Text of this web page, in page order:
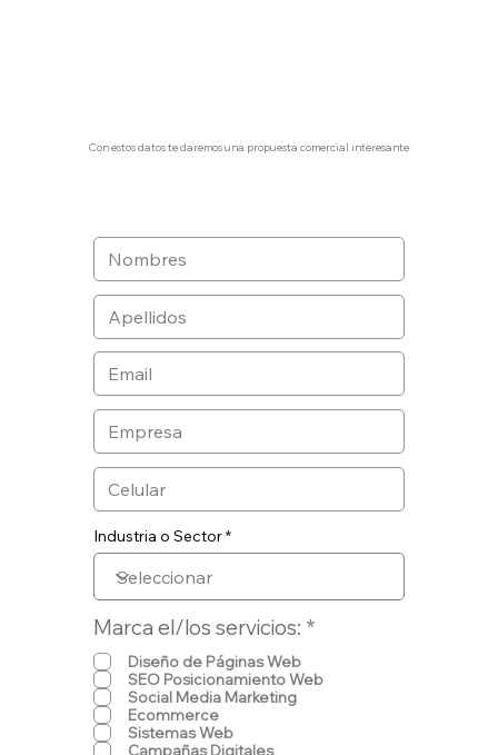
Marca el/los servicios: *O
l
i
Diseño de Páginas Web
SEO Posicionamiento Web
Social Media Marketing
Ecommerce
Sistemas Web
Campañas Digitales
Industria o Sector
Con estos datos te daremos una propuesta comercial interesante